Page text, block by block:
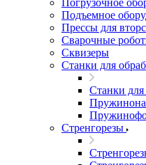
Погрузочное
Подъемное
Прессы для
Сварочные
Сквизеры
Станки для
Станки для
Стренгорезы